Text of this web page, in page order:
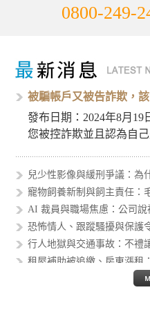
0800-249-
被騙帳戶又被告詐欺，
發布日期：2024年8月
您被控詐欺並且認為自
兒少性影像與緩刑爭議：為
寵物飼養新制與飼主責任：
AI 裁員與職場焦慮：公司說
恐怖情人、跟蹤騷擾與保護
行人地獄與交通事故：不禮
租屋補助被追繳、房東漲租
個資外洩後的人生風險：身